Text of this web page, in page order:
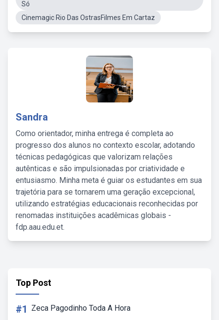
Só
Cinemagic Rio Das OstrasFilmes Em Cartaz
Sandra
Como orientador, minha entrega é completa ao
progresso dos alunos no contexto escolar, adotando
técnicas pedagógicas que valorizam relações
autênticas e são impulsionadas por criatividade e
entusiasmo. Minha meta é guiar os estudantes em sua
trajetória para se tornarem uma geração excepcional,
utilizando estratégias educacionais reconhecidas por
renomadas instituições acadêmicas globais -
fdp.aau.edu.et.
Top Post
#1 Zeca Pagodinho Toda A Hora